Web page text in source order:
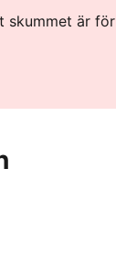
skummet är för